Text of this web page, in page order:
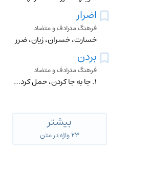
اضرار
فرهنگ مترادف و متضاد
خسارت، خسران، زیان، ضرر
بردن
فرهنگ مترادف و متضاد
۱. جا به جا کردن، حمل کردن، منتقل کردن، حرکت دادن ≠ آوردن ۲. سود بردن، نفع کردن ≠ ضرر کردن، زیان کردن ۳. برد کردن ۴. برنده شدن، پیروز شدن، پیشافتادن، شکست دادن
بیشتر
۲۳ واژه در متن